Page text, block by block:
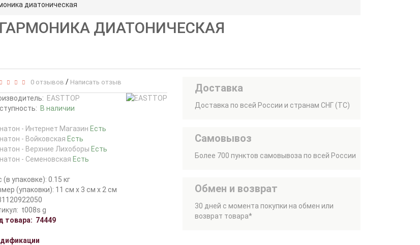
диатоническая
ГАРМОНИКА ДИАТОНИЧЕСКАЯ
0 отзывов / Написать отзыв
EASTTOP
В наличии
- Интернет Магазин Есть
- Войковская Есть
- Верхние Лихоборы Есть
- Семеновская Есть
(в упаковке): 0.15 кг
(упаковки): 11 см x 3 см x 2 см
t008s g
товара: 74449
Доставка
Доставка по всей России и странам СНГ (ТС)
Самовывоз
Более 700 пунктов самовывоза по всей России
Обмен и возврат
30 дней с момента покупки на обмен или
возврат товара*